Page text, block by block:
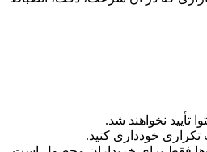
تأیید نخواهند شد.
خودداری کنید.